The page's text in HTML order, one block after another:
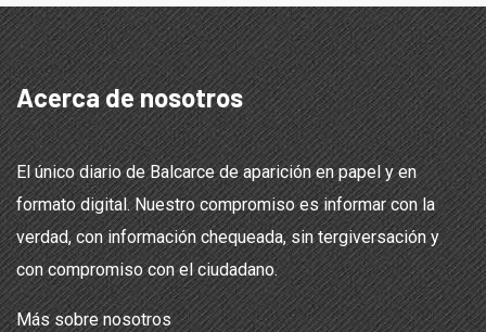
Acerca de nosotros
El único diario de Balcarce de aparición en papel y en
formato digital. Nuestro compromiso es informar con la
verdad, con información chequeada, sin tergiversación y
con compromiso con el ciudadano.
Más sobre nosotros